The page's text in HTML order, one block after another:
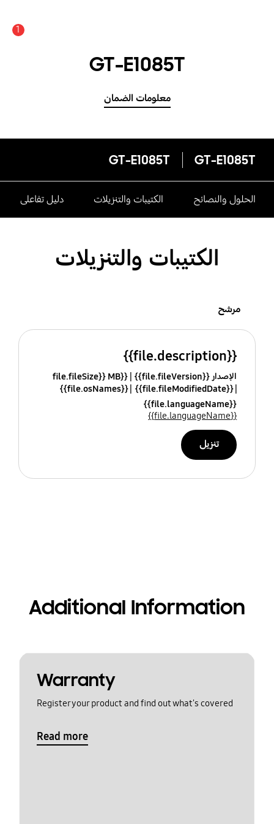
1
GT-E1085T
معلومات الضمان
GT-E1085T
GT-E1085T
الحلول والنصائح الكتيبات والتنزيلات دليل تفاعلى
الكتيبات والتنزيلات
مرشح
{{file.description}}
الإصدار {{file.fileVersion}}
{{file.fileSize}} MB
{{file.fileModifiedDate}}
{{file.osNames}}
{{file.languageName}}
{{file.languageName}}
تنزيل
Additional Information
Warranty
Register your product and find out what's covered
Read more